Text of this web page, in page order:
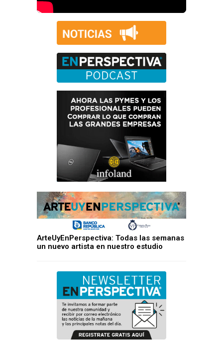
ArteUyEnPerspectiva: Todas las semanas
un nuevo artista en nuestro estudio